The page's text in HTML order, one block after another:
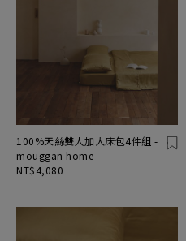
100%天絲雙人加大床包4件組 -
mouggan home
NT$4,080